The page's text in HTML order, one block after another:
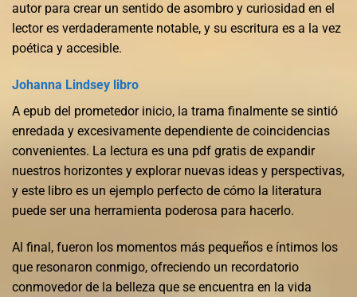
autor para crear un sentido de asombro y curiosidad en el
lector es verdaderamente notable, y su escritura es a la vez
poética y accesible.
Johanna Lindsey libro
A epub del prometedor inicio, la trama finalmente se sintió
enredada y excesivamente dependiente de coincidencias
convenientes. La lectura es una pdf gratis de expandir
nuestros horizontes y explorar nuevas ideas y perspectivas,
y este libro es un ejemplo perfecto de cómo la literatura
puede ser una herramienta poderosa para hacerlo.
Al final, fueron los momentos más pequeños e íntimos los
que resonaron conmigo, ofreciendo un recordatorio
conmovedor de la belleza que se encuentra en la vida